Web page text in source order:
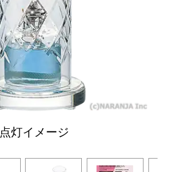
点灯イメージ